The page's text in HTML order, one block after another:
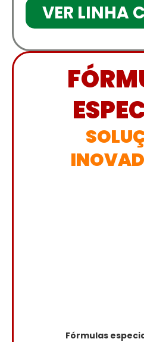
VER LINHA
Fórmulas